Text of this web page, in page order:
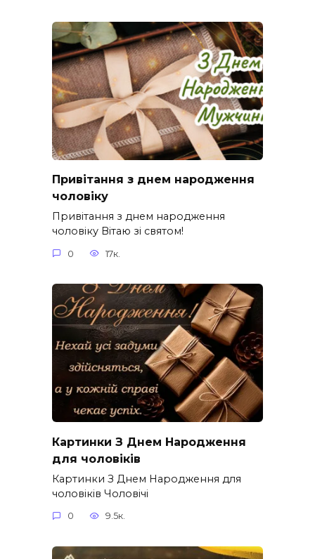
Привітання з днем народження
чоловіку
Привітання з днем народження
чоловіку Вітаю зі святом!
0 17к.
Картинки З Днем Народження
для чоловіків​
Картинки З Днем Народження для
чоловіків​ Чоловічі
0 9.5к.